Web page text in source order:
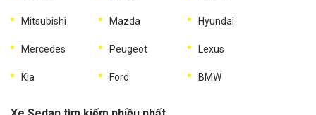
Mitsubishi Mazda Hyundai
Mercedes Peugeot Lexus
Kia Ford BMW